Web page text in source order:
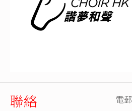
聯絡 電郵